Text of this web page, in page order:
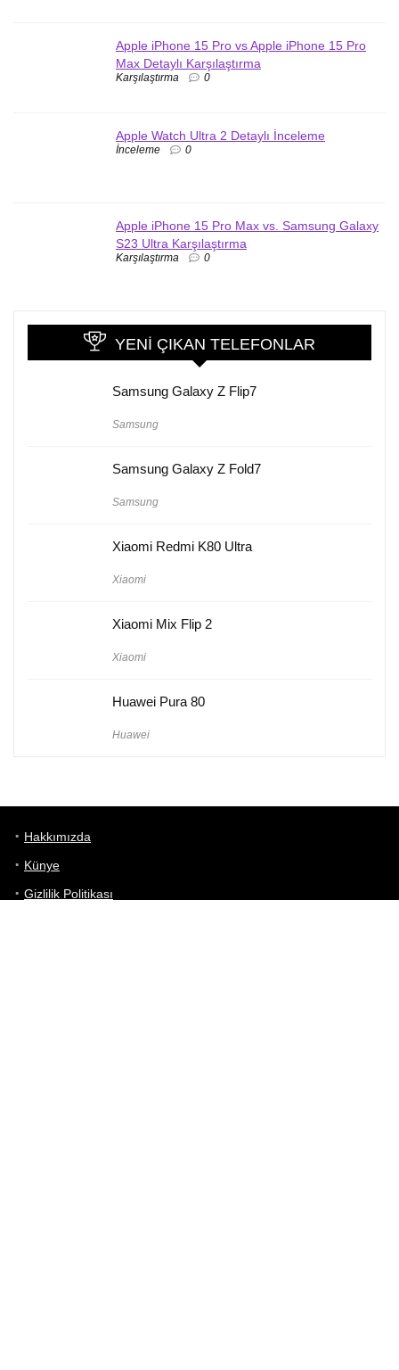
Apple iPhone 15 Pro vs Apple iPhone 15 Pro
Max Detaylı Karşılaştırma
Karşılaştırma 0
Apple Watch Ultra 2 Detaylı İnceleme
İnceleme 0
Apple iPhone 15 Pro Max vs. Samsung Galaxy
S23 Ultra Karşılaştırma
Karşılaştırma 0
YENI ÇIKAN TELEFONLAR
Samsung Galaxy Z Flip7
Samsung
Samsung Galaxy Z Fold7
Samsung
Xiaomi Redmi K80 Ultra
Xiaomi
Xiaomi Mix Flip 2
Xiaomi
Huawei Pura 80
Huawei
Hakkımızda
Künye
Gizlilik Politikası